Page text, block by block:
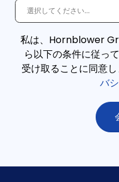
私は、Hornblower
ら以下の条件に従っ
受け取ることに同意し
バ